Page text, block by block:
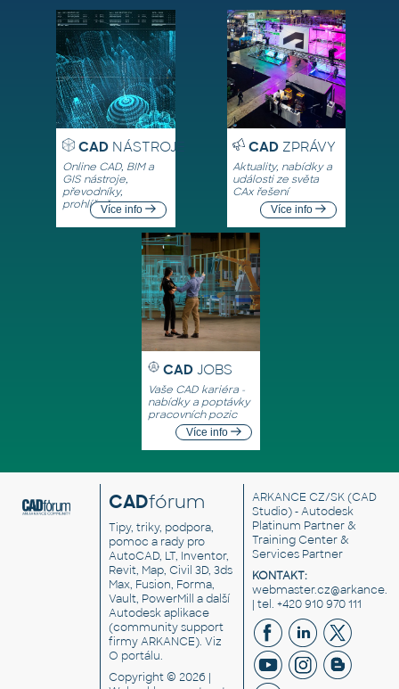
CADNÁSTROJE
Online CAD, BIM a
GIS nástroje,
převodníky,
prohlížečeVíce info
CADZPRÁVY
Aktuality, nabídky a
události ze světa
CAx řešení
Více info
CAD JOBS
Vaše CAD kariéra -
nabídky a poptávky
pracovních pozic
Více info
CADfórum
Tipy, triky, podpora,
pomoc a rady pro
AutoCAD, LT, Inventor,
Revit, Map, Civil 3D, 3ds
Max, Fusion, Forma,
Vault, PowerMill a další
Autodesk aplikace
(community support
firmy ARKANCE). Viz
O portálu.
Copyright © 2026 |
ARKANCE CZ/SK(CAD
Studio) - Autodesk
Platinum Partner &
Training Center &
Services Partner
KONTAKT:
| tel. +420 910 970 111